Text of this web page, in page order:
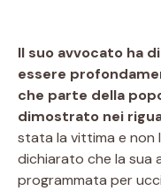
Il suo avvocato ha
essere
che parte della
dimostrato nei
stata la vittima e non
dichiarato che la sua
programmata per